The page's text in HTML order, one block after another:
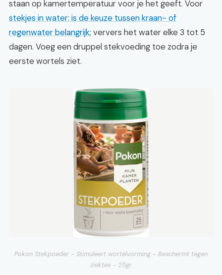
staan op kamertemperatuur voor je het geeft. Voor
stekjes in water: is de keuze tussen kraan- of
regenwater belangrijk; ververs het water elke 3 tot 5
dagen. Voeg een druppel stekvoeding toe zodra je
eerste wortels ziet.
Pokon Stekpoeder - Stimuleert wortelvorming - Beschermt tegen
ziektes - 25gr